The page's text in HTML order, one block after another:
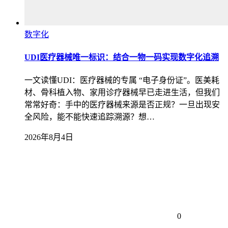
数字化
UDI医疗器械唯一标识：结合一物一码实现数字化追溯
一文读懂UDI：医疗器械的专属 “电子身份证”。医美耗
材、骨科植入物、家用诊疗器械早已走进生活，但我们
常常好奇：手中的医疗器械来源是否正规？一旦出现安
全风险，能不能快速追踪溯源？想…
2026年8月4日
0